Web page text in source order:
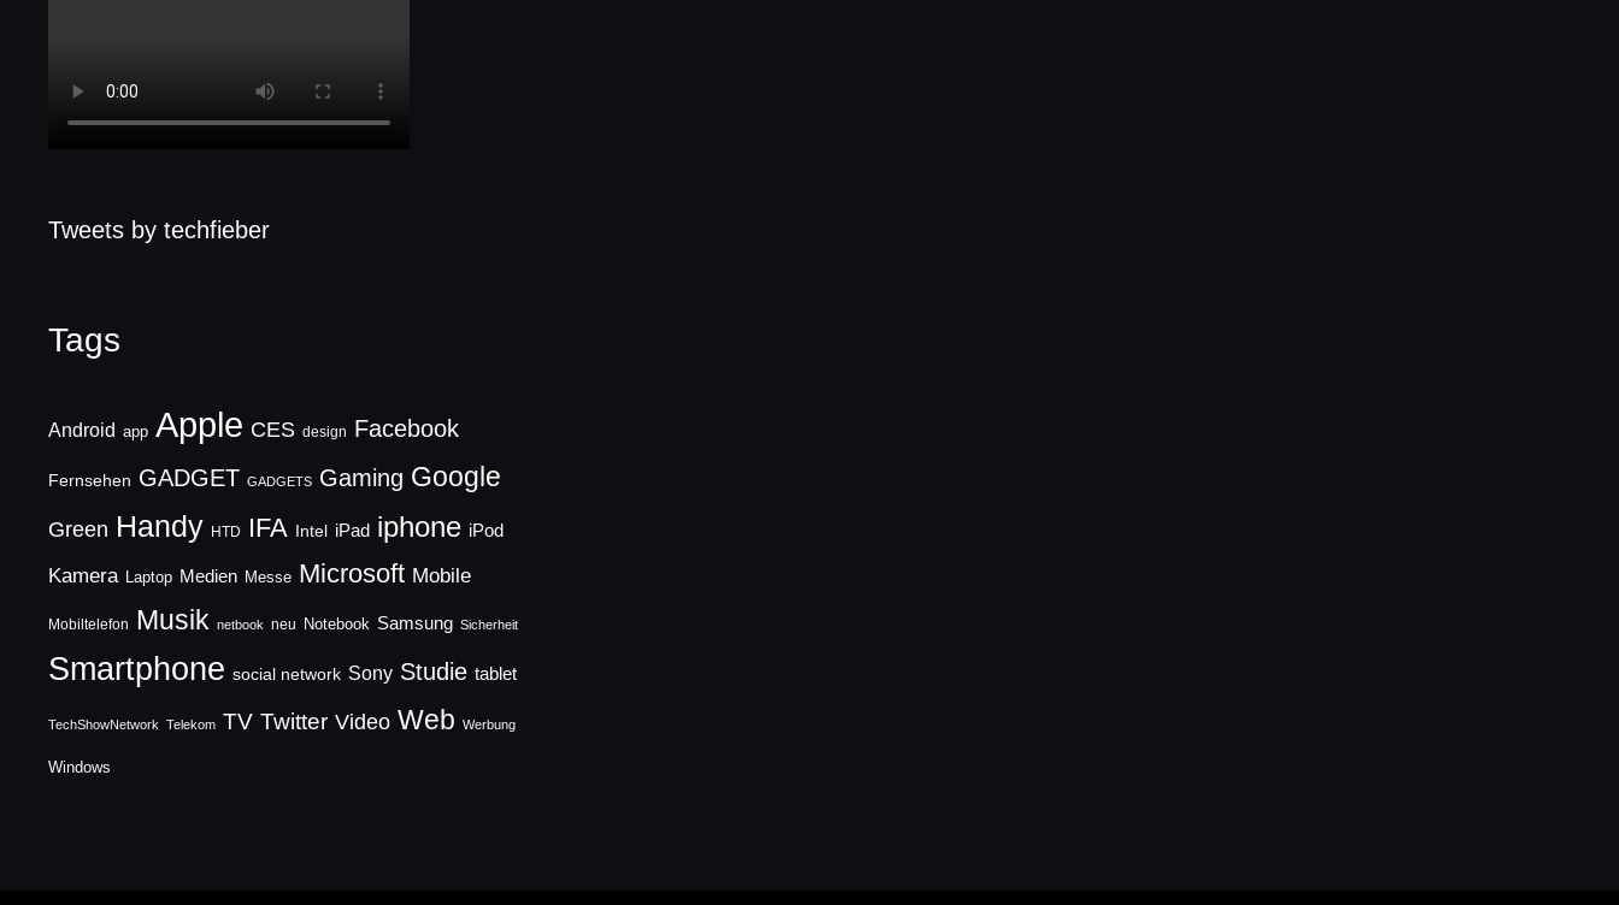
Tweets by techfieber
Tags
Android app Apple CES design Facebook
Fernsehen GADGET GADGETS Gaming Google
Green Handy HTD IFA Intel iPad iphone iPod
Kamera Laptop Medien Messe Microsoft Mobile
Mobiltelefon Musik netbook neu Notebook Samsung Sicherheit
Smartphone social network Sony Studie tablet
TechShowNetwork Telekom TV Twitter Video Web Werbung
Windows